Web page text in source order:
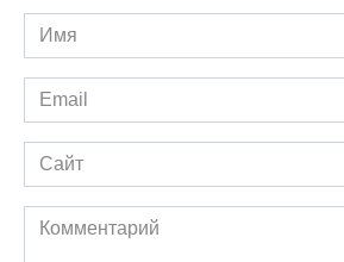
Имя
*
Email
*
Сайт
Комментарий